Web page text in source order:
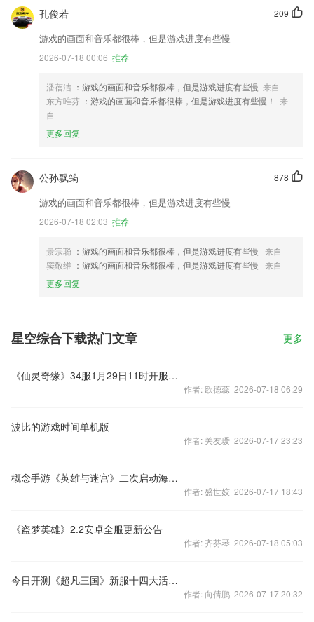
209
孔俊若
游戏的画面和音乐都很棒，但是游戏进度有些慢
2026-07-18 00:06 推荐
潘蓓洁 ：游戏的画面和音乐都很棒，但是游戏进度有些慢 来自
东方唯芬 ：游戏的画面和音乐都很棒，但是游戏进度有些慢！
来
自
更多回复
878
公孙飘筠
游戏的画面和音乐都很棒，但是游戏进度有些慢
2026-07-18 02:03 推荐
景宗聪 ：游戏的画面和音乐都很棒，但是游戏进度有些慢 来自
窦敬维 ：游戏的画面和音乐都很棒，但是游戏进度有些慢 来自
更多回复
星空综合下载热门文章 更多
《仙灵奇缘》34服1月29日11时开服公告
作者: 欧德蕊 2026-07-18 06:29
波比的游戏时间单机版
作者: 关友瑗 2026-07-17 23:23
概念手游《英雄与迷宫》二次启动海量福利
作者: 盛世姣 2026-07-17 18:43
《盗梦英雄》2.2安卓全服更新公告
作者: 齐芬琴 2026-07-18 05:03
今日开测《超凡三国》新服十四大活动来贺
作者: 向倩鹏 2026-07-17 20:32